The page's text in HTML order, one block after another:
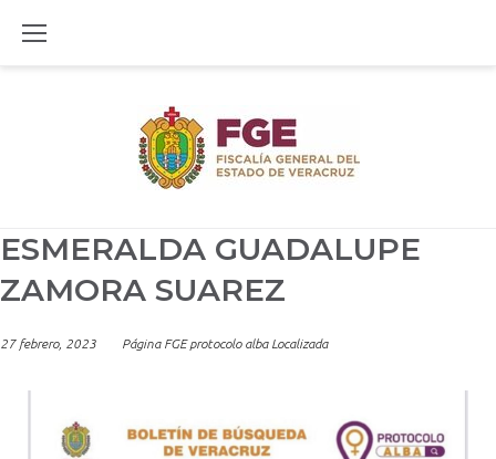
ESMERALDA GUADALUPE
ZAMORA SUAREZ
27 febrero, 2023 Página FGE protocolo alba Localizada